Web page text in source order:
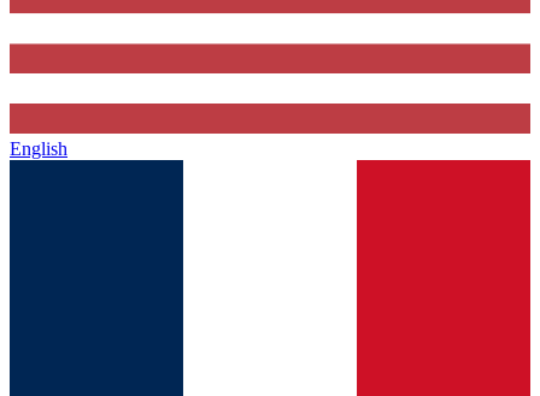
English